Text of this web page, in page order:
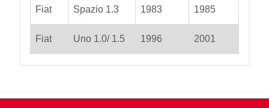
Fiat Spazio 1.3 1983 1985
Fiat Uno 1.0/ 1.5 1996 2001